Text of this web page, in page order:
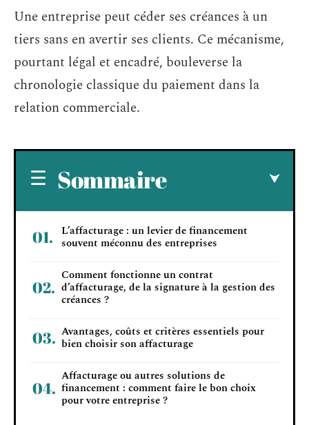
Une entreprise peut céder ses créances à un
tiers sans en avertir ses clients. Ce mécanisme,
pourtant légal et encadré, bouleverse la
chronologie classique du paiement dans la
relation commerciale.
Sommaire
L’affacturage : un levier de financement
souvent méconnu des entreprises
Comment fonctionne un contrat
d’affacturage, de la signature à la gestion des
créances ?
Avantages, coûts et critères essentiels pour
bien choisir son affacturage
Affacturage ou autres solutions de
financement : comment faire le bon choix
pour votre entreprise ?